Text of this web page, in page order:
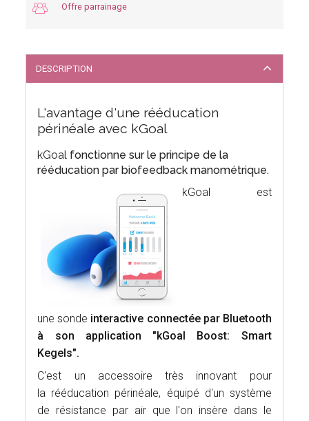
Offre parrainage
DESCRIPTION
L'avantage d'une rééducation
périnéale avec kGoal
kGoal fonctionne sur le principe de la
rééducation par biofeedback manométrique.
kGoal est
une sonde interactive connectée par Bluetooth
à son application
"kGoal Boost: Smart
Kegels".
C'est un accessoire très innovant pour
la rééducation périnéale, équipé d'un système
de résistance par air que l'on insère dans le